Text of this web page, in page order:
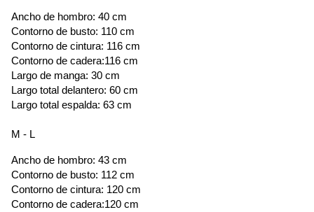
Ancho de hombro: 40 cm
Contorno de busto: 110 cm
Contorno de cintura: 116 cm
Contorno de cadera:116 cm
Largo de manga: 30 cm
Largo total delantero: 60 cm
Largo total espalda: 63 cm
M - L
Ancho de hombro: 43 cm
Contorno de busto: 112 cm
Contorno de cintura: 120 cm
Contorno de cadera:120 cm